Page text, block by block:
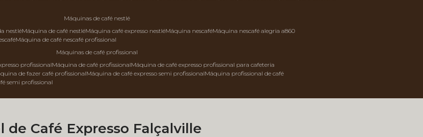
máquinas de café nestlé
nestlé máquina de café nestlé máquina café expresso nestlé máquina nescafé
máquina nescafé alegria a860
máquina de café nescafé profissional
máquinas de café profissional
profissional máquina de café profissional
máquina de café expresso profissional para cafeteria
de fazer café profissional máquina de café expresso semi profissional
máquina profissional de café
semi profissional
de Café Expresso Falçalville